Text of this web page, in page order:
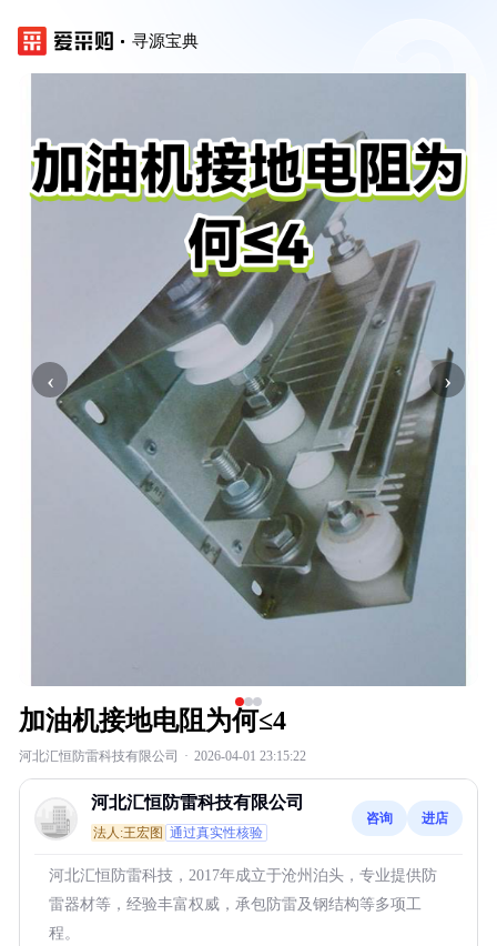
寻源宝典
‹ ›
加油机接地电阻为何≤4
河北汇恒防雷科技有限公司 · 2026-04-01 23:15:22
河北汇恒防雷科技有限公司
法人:王宏图 通过真实性核验
咨询 进店
河北汇恒防雷科技，2017年成立于沧州泊头，专业提供防
雷器材等，经验丰富权威，承包防雷及钢结构等多项工
程。